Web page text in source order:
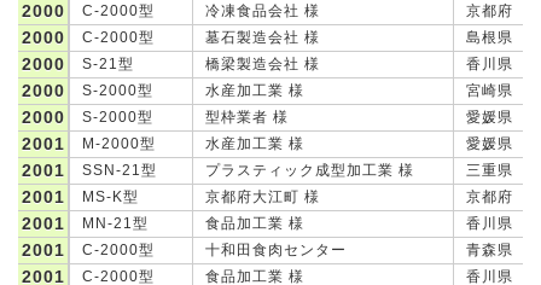
2000 C-2000型 冷凍食品会社 様 京都府
2000 C-2000型 墓石製造会社 様 島根県
2000 S-21型 橋梁製造会社 様 香川県
2000 S-2000型 水産加工業 様 宮崎県
2000 S-2000型 型枠業者 様 愛媛県
2001 M-2000型 水産加工業 様 愛媛県
2001 SSN-21型 プラスティック成型加工業 様 三重県
2001 MS-K型 京都府大江町 様 京都府
2001 MN-21型 食品加工業 様 香川県
2001 C-2000型 十和田食肉センター 青森県
2001 C-2000型 食品加工業 様 香川県